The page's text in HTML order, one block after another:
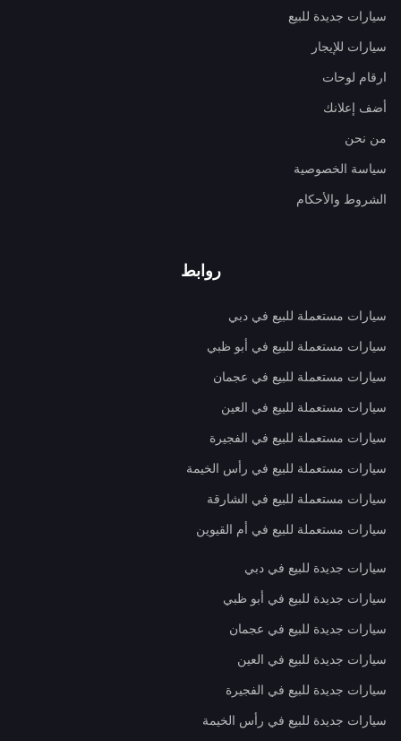
سيارات جديدة للبيع
سيارات للإيجار
ارقام لوحات
أضف إعلانك
من نحن
سياسة الخصوصية
الشروط والأحكام
روابط
سيارات مستعملة للبيع في دبي
سيارات مستعملة للبيع في أبو ظبي
سيارات مستعملة للبيع في عجمان
سيارات مستعملة للبيع في العين
سيارات مستعملة للبيع في الفجيرة
سيارات مستعملة للبيع في رأس الخيمة
سيارات مستعملة للبيع في الشارقة
سيارات مستعملة للبيع في أم القيوين
سيارات جديدة للبيع في دبي
سيارات جديدة للبيع في أبو ظبي
سيارات جديدة للبيع في عجمان
سيارات جديدة للبيع في العين
سيارات جديدة للبيع في الفجيرة
سيارات جديدة للبيع في رأس الخيمة